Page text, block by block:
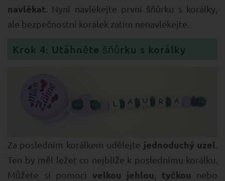
navlékat. Nyní navlékejte první šňůrku s korálky,
ale bezpečnostní korálek zatím nenavlékejte.
Krok 4: Utáhněte šňůrku s korálky
Za posledním korálkem udělejte jednoduchý uzel
Ten by měl ležet co nejblíže k poslednímu korálku.
Můžete si pomoci velkou jehlou tyčkou nebo